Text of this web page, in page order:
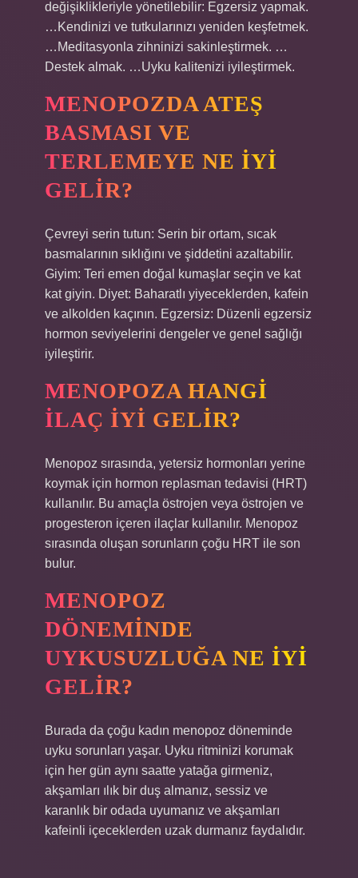
değişiklikleriyle yönetilebilir: Egzersiz yapmak.
…Kendinizi ve tutkularınızı yeniden keşfetmek.
…Meditasyonla zihninizi sakinleştirmek. …
Destek almak. …Uyku kalitenizi iyileştirmek.
MENOPOZDA ATEŞ
BASMASI VE
TERLEMEYE NE IYI
GELIR?
Çevreyi serin tutun: Serin bir ortam, sıcak
basmalarının sıklığını ve şiddetini azaltabilir.
Giyim: Teri emen doğal kumaşlar seçin ve kat
kat giyin. Diyet: Baharatlı yiyeceklerden, kafein
ve alkolden kaçının. Egzersiz: Düzenli egzersiz
hormon seviyelerini dengeler ve genel sağlığı
iyileştirir.
MENOPOZA HANGI
ILAÇ IYI GELIR?
Menopoz sırasında, yetersiz hormonları yerine
koymak için hormon replasman tedavisi (HRT)
kullanılır. Bu amaçla östrojen veya östrojen ve
progesteron içeren ilaçlar kullanılır. Menopoz
sırasında oluşan sorunların çoğu HRT ile son
bulur.
MENOPOZ
DÖNEMINDE
UYKUSUZLUĞA NE IYI
GELIR?
Burada da çoğu kadın menopoz döneminde
uyku sorunları yaşar. Uyku ritminizi korumak
için her gün aynı saatte yatağa girmeniz,
akşamları ılık bir duş almanız, sessiz ve
karanlık bir odada uyumanız ve akşamları
kafeinli içeceklerden uzak durmanız faydalıdır.